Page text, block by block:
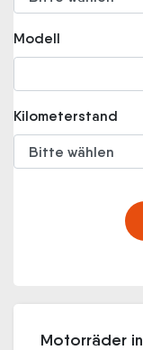
Modell
Kilometerstand
Motorräder